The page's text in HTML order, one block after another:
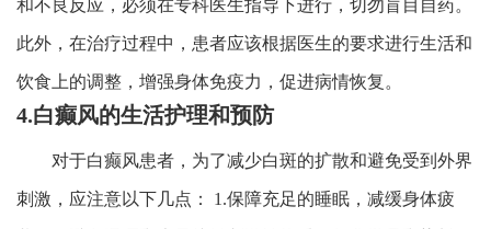
和不良反应，必须在专科医生指导下进行，切勿盲目自药。
此外，在治疗过程中，患者应该根据医生的要求进行生活和
饮食上的调整，增强身体免疫力，促进病情恢复。
4.白癫风的生活护理和预防
对于白癫风患者，为了减少白斑的扩散和避免受到外界
刺激，应注意以下几点： 1.保障充足的睡眠，减缓身体疲